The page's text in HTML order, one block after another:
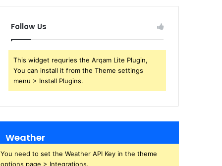
Follow Us
This widget requries the Arqam Lite Plugin,
You can install it from the Theme settings
menu > Install Plugins.
Weather
You need to set the Weather API Key in the theme
options page > Integrations.